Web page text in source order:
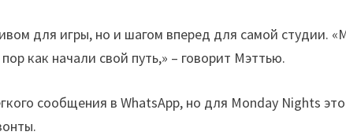
для игры, но и шагом вперед для самой студии.
как начали свой путь,» – говорит Мэттью.
сообщения в WhatsApp, но для Monday Nights это